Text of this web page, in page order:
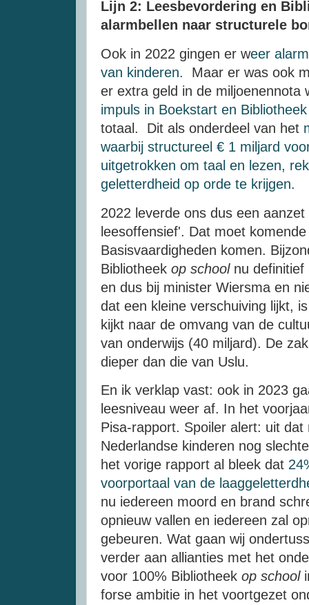
Lijn 2: Leesbevordering en
alarmbellen naar structurele
Ook in 2022 gingen er weer
van kinderen.
Maar er was ook
er extra geld in de
impuls in Boekstart en
totaal. Dit als onderdeel van het
waarbij structureel € 1 miljard
uitgetrokken om taal en lezen,
geletterdheid op orde te krijgen.
2022 leverde ons dus een
leesoffensief'. Dat moet
Basisvaardigheden komen.
Bibliotheek op schoolnu definitief
en dus bij minister Wiersma en
dat een kleine verschuiving lijkt,
kijkt naar de omvang van de
van onderwijs (40 miljard). De
dieper dan die van Uslu.
En ik verklap vast: ook in 2023
leesniveau weer af. In het
Pisa-rapport. Spoiler alert: uit
Nederlandse kinderen nog
het vorige rapport al bleek dat
voorportaal van de
nu iedereen moord en brand
opnieuw vallen en iedereen zal
gebeuren. Wat gaan wij
verder aan allianties met het
voor 100% Bibliotheek op school
forse ambitie in het voortgezet